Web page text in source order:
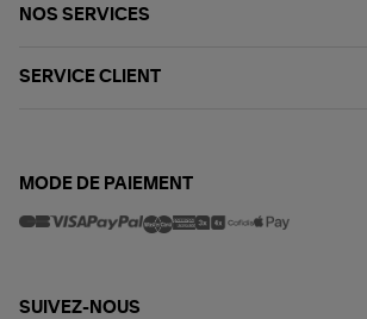
NOS SERVICES
SERVICE CLIENT
MODE DE PAIEMENT
SUIVEZ-NOUS